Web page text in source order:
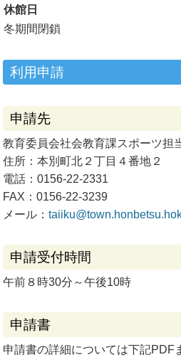
休館日
冬期間閉鎖
利用申請
申請先
教育委員会社会教育課スポーツ担
住所：本別町北２丁目４番地２
電話：0156-22-2331
FAX：0156-22-3239
メール：
申請受付時間
午前８時30分～午後10時
申請書
申請書の詳細については下記PDF